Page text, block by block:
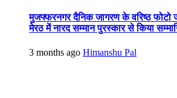
मुजफ्फरनगर दैनिक जागरण के वरिष्ठ फोटो
मेरठ में नारद सम्मान पुरस्कार से किया
3 months ago Himanshu Pal